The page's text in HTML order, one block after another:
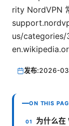
rity NordVPN
us/categories/
发布:2026-
ON THIS
为什么